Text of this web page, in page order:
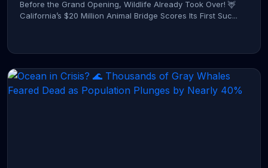
Before the Grand Opening, Wildlife Already Took Over! 🦌
California’s $20 Million Animal Bridge Scores Its First Suc...